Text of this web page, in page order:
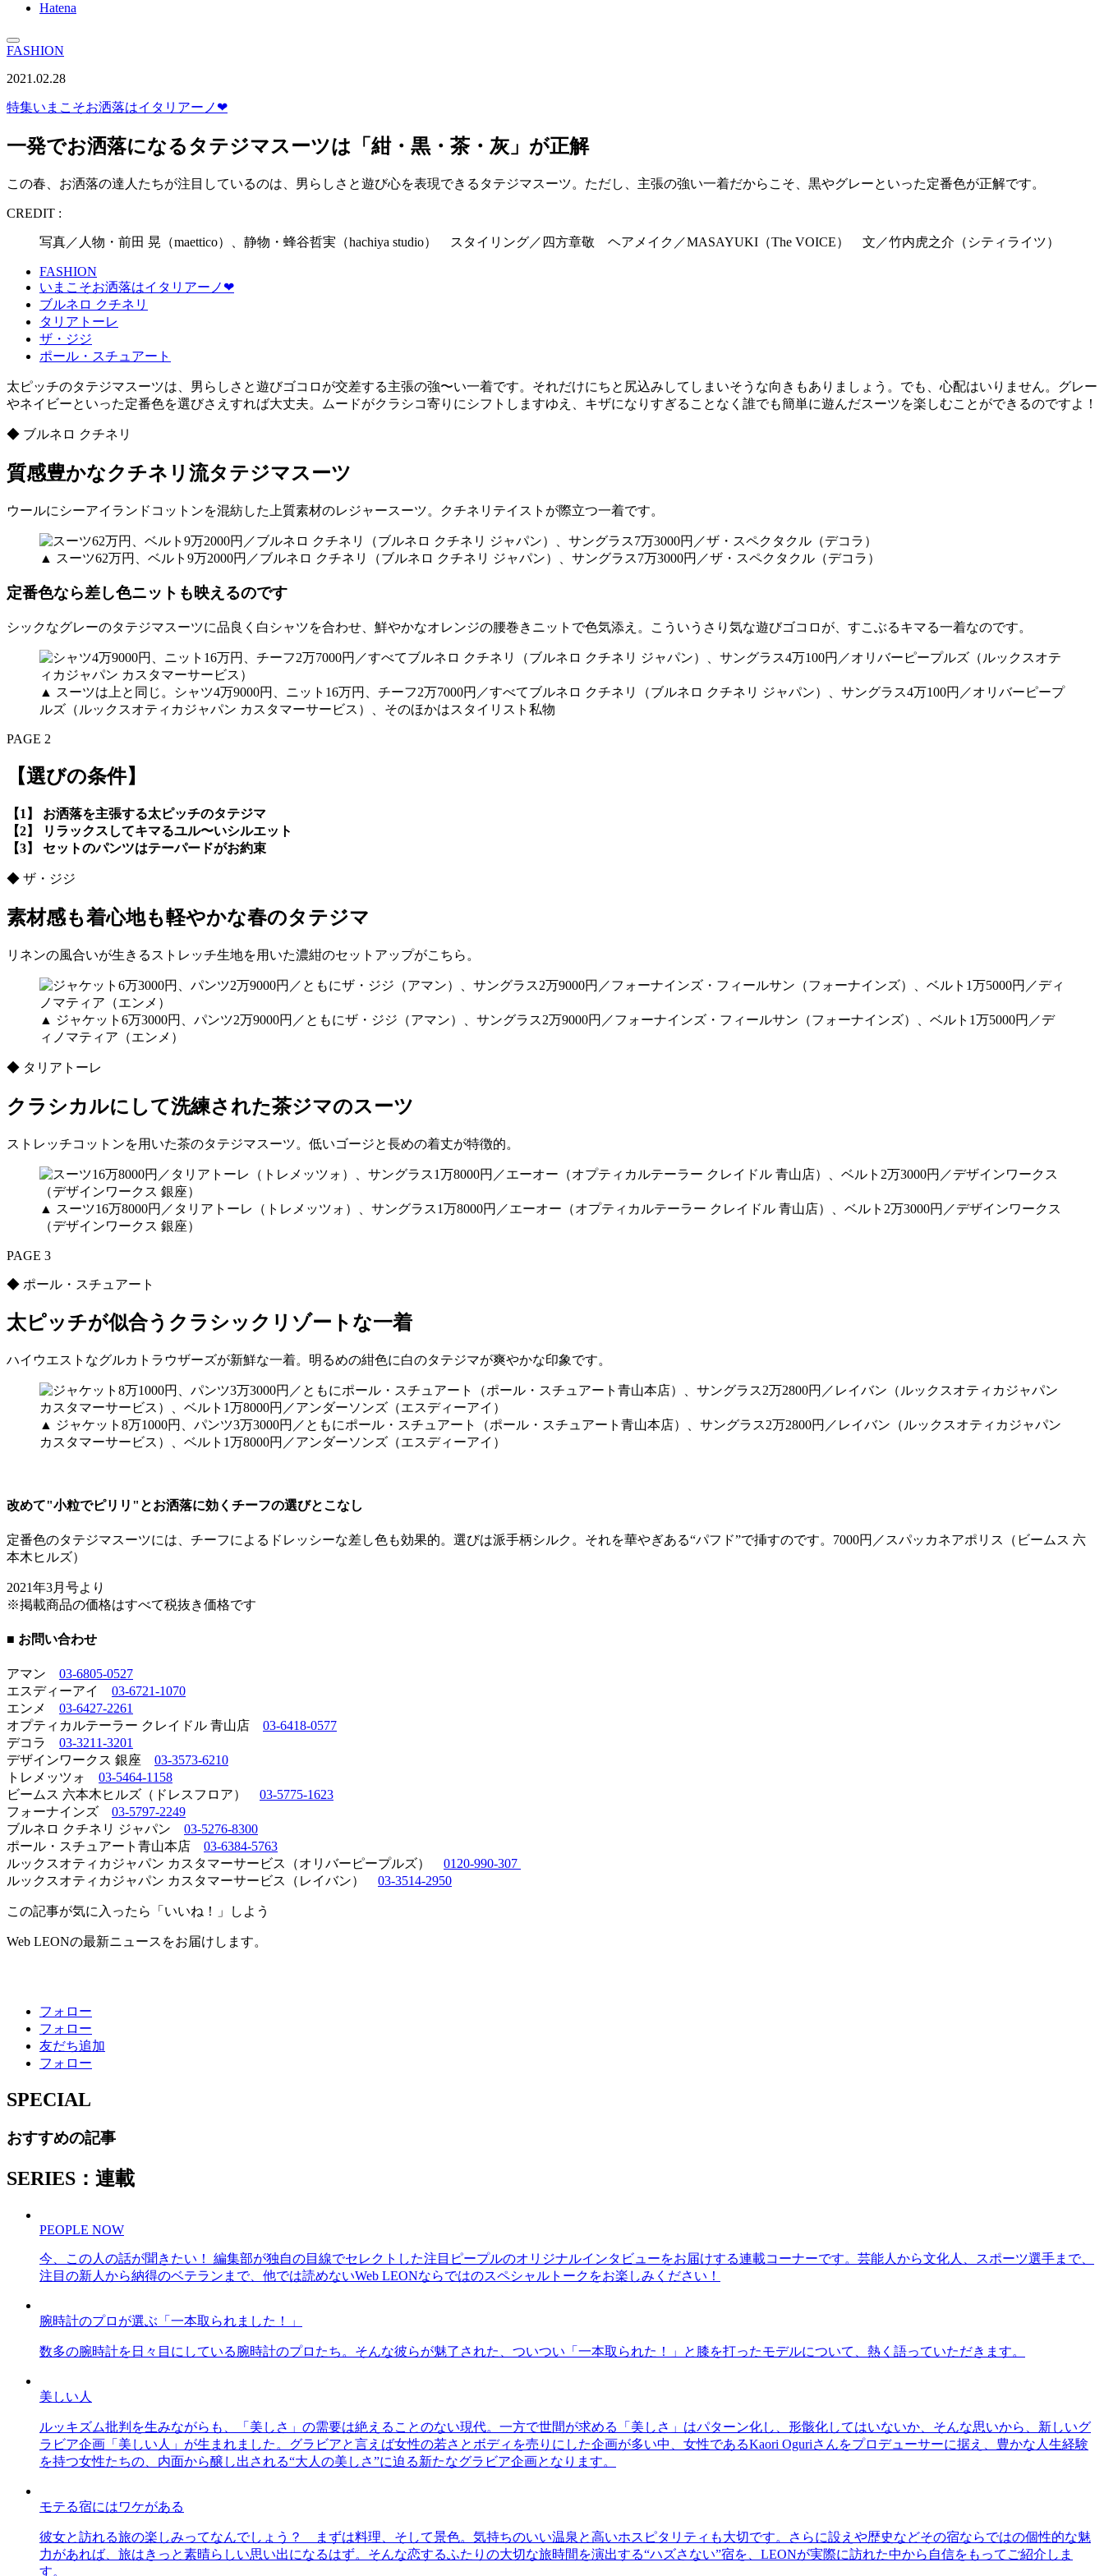
Hatena
FASHION
2021.02.28
特集いまこそお洒落はイタリアーノ❤︎
一発でお洒落になるタテジマスーツは「紺・黒・茶・灰」が正解
この春、お洒落の達人たちが注目しているのは、男らしさと遊び心を表現できるタテジマスーツ。ただし、主張の強い一着だからこそ、黒やグレーといった定番色が正解です。
CREDIT :
写真／人物・前田 晃（maettico）、静物・蜂谷哲実（hachiya studio） スタイリング／四方章敬 ヘアメイク／MASAYUKI（The VOICE） 文／竹内虎之介（シティライツ）
FASHION
いまこそお洒落はイタリアーノ❤︎
ブルネロ クチネリ
タリアトーレ
ザ・ジジ
ポール・スチュアート
太ピッチのタテジマスーツは、男らしさと遊びゴコロが交差する主張の強〜い一着です。それだけにちと尻込みしてしまいそうな向きもありましょう。でも、心配はいりません。グレー
やネイビーといった定番色を選びさえすれば大丈夫。ムードがクラシコ寄りにシフトしますゆえ、キザになりすぎることなく誰でも簡単に遊んだスーツを楽しむことができるのですよ！
◆ ブルネロ クチネリ
質感豊かなクチネリ流タテジマスーツ
ウールにシーアイランドコットンを混紡した上質素材のレジャースーツ。クチネリテイストが際立つ一着です。
▲ スーツ62万円、ベルト9万2000円／ブルネロ クチネリ（ブルネロ クチネリ ジャパン）、サングラス7万3000円／ザ・スペクタクル（デコラ）
定番色なら差し色ニットも映えるのです
シックなグレーのタテジマスーツに品良く白シャツを合わせ、鮮やかなオレンジの腰巻きニットで色気添え。こういうさり気な遊びゴコロが、すこぶるキマる一着なのです。
▲ スーツは上と同じ。シャツ4万9000円、ニット16万円、チーフ2万7000円／すべてブルネロ クチネリ（ブルネロ クチネリ ジャパン）、サングラス4万100円／オリバーピープ
ルズ（ルックスオティカジャパン カスタマーサービス）、そのほかはスタイリスト私物
PAGE 2
【選びの条件】
【1】 お洒落を主張する太ピッチのタテジマ
【2】 リラックスしてキマるユル〜いシルエット
【3】 セットのパンツはテーパードがお約束
◆ ザ・ジジ
素材感も着心地も軽やかな春のタテジマ
リネンの風合いが生きるストレッチ生地を用いた濃紺のセットアップがこちら。
▲ ジャケット6万3000円、パンツ2万9000円／ともにザ・ジジ（アマン）、サングラス2万9000円／フォーナインズ・フィールサン（フォーナインズ）、ベルト1万5000円／デ
ィノマティア（エンメ）
◆ タリアトーレ
クラシカルにして洗練された茶ジマのスーツ
ストレッチコットンを用いた茶のタテジマスーツ。低いゴージと長めの着丈が特徴的。
▲ スーツ16万8000円／タリアトーレ（トレメッツォ）、サングラス1万8000円／エーオー（オプティカルテーラー クレイドル 青山店）、ベルト2万3000円／デザインワークス
（デザインワークス 銀座）
PAGE 3
◆ ポール・スチュアート
太ピッチが似合うクラシックリゾートな一着
ハイウエストなグルカトラウザーズが新鮮な一着。明るめの紺色に白のタテジマが爽やかな印象です。
▲ ジャケット8万1000円、パンツ3万3000円／ともにポール・スチュアート（ポール・スチュアート青山本店）、サングラス2万2800円／レイバン（ルックスオティカジャパン
カスタマーサービス）、ベルト1万8000円／アンダーソンズ（エスディーアイ）
改めて"小粒でピリリ"とお洒落に効くチーフの選びとこなし
定番色のタテジマスーツには、チーフによるドレッシーな差し色も効果的。選びは派手柄シルク。それを華やぎある“パフド”で挿すのです。7000円／スパッカネアポリス（ビームス 六
本木ヒルズ）
2021年3月号より
※掲載商品の価格はすべて税抜き価格です
■ お問い合わせ
アマン 03-6805-0527
エスディーアイ 03-6721-1070
エンメ 03-6427-2261
オプティカルテーラー クレイドル 青山店 03-6418-0577
デコラ 03-3211-3201
デザインワークス 銀座 03-3573-6210
トレメッツォ 03-5464-1158
ビームス 六本木ヒルズ（ドレスフロア） 03-5775-1623
フォーナインズ 03-5797-2249
ブルネロ クチネリ ジャパン 03-5276-8300
ポール・スチュアート青山本店 03-6384-5763
ルックスオティカジャパン カスタマーサービス（オリバーピープルズ） 0120-990-307
ルックスオティカジャパン カスタマーサービス（レイバン） 03-3514-2950
この記事が気に入ったら「いいね！」しよう
Web LEONの最新ニュースをお届けします。
フォロー
フォロー
友だち追加
フォロー
SPECIAL
おすすめの記事
SERIES：連載
PEOPLE NOW
今、この人の話が聞きたい！ 編集部が独自の目線でセレクトした注目ピープルのオリジナルインタビューをお届けする連載コーナーです。芸能人から文化人、スポーツ選手まで、
注目の新人から納得のベテランまで、他では読めないWeb LEONならではのスペシャルトークをお楽しみください！
腕時計のプロが選ぶ「一本取られました！」
数多の腕時計を日々目にしている腕時計のプロたち。そんな彼らが魅了された、ついつい「一本取られた！」と膝を打ったモデルについて、熱く語っていただきます。
美しい人
ルッキズム批判を生みながらも、「美しさ」の需要は絶えることのない現代。一方で世間が求める「美しさ」はパターン化し、形骸化してはいないか、そんな思いから、新しいグ
ラビア企画「美しい人」が生まれました。グラビアと言えば女性の若さとボディを売りにした企画が多い中、女性であるKaori Oguriさんをプロデューサーに据え、豊かな人生経験
を持つ女性たちの、内面から醸し出される“大人の美しさ”に迫る新たなグラビア企画となります。
モテる宿にはワケがある
彼女と訪れる旅の楽しみってなんでしょう？ まずは料理、そして景色。気持ちのいい温泉と高いホスピタリティも大切です。さらに設えや歴史などその宿ならではの個性的な魅
力があれば、旅はきっと素晴らしい思い出になるはず。そんな恋するふたりの大切な旅時間を演出する“ハズさない”宿を、LEONが実際に訪れた中から自信をもってご紹介しま
す。